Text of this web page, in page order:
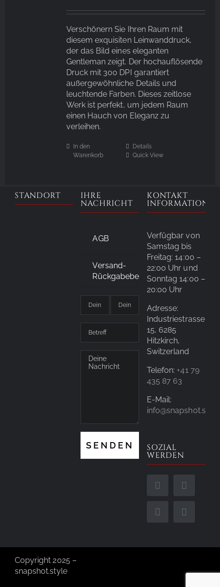
Verschönern Sie Ihren Raum mit
diesem exquisiten Leinwanddruck,
der das Bild eines eleganten
Gentleman zeigt. Der hochauflösende
Druck mit 300 DPI garantiert
außergewöhnliche Details und
leuchtende Farben. Dieses zeitlose
Werk ist perfekt, um jedem Raum
einen Hauch von Eleganz zu
verleihen.
In den
Warenkorb
Details
Quick View
STANDORT IHRE
NACHRICHT
AGB
Versand-
Rückgabebedingungen
KONTAKT
INFORMATIONEN
Verfügbar von
Samstag bis
Freitag: 14:00 –
22:00 Uhr und
Sonntag 14:00 –
20:00 Uhr
Adresse:
Industriestrasse
15, 6285
Hitzkirch,
Switzerland
Telefon: +41 79
435 87 63
E-Mail:
info@snapshot.style
SOZIAL
WERDEN
Copyright 2025 –
snapshot.style